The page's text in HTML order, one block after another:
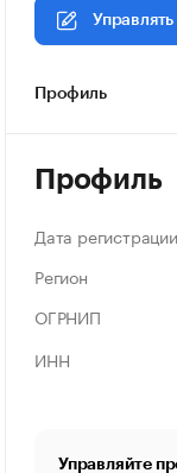
Профиль
Профиль
Дата регистрации
Регион
ОГРНИП
ИНН
Управляйте